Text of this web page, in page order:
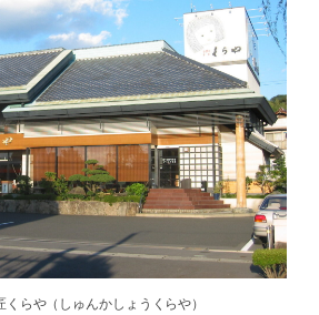
くらや（しゅんかしょうくらや）